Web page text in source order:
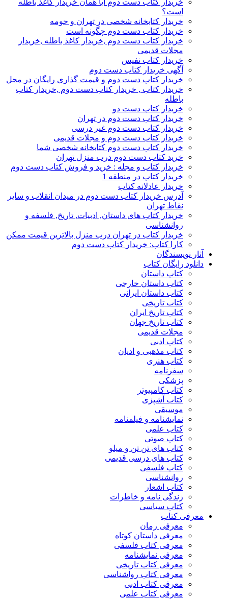
خریدار کتاب دست دوم آیا همان خریدار کاغذ باطله
است؟
خریدار کتابخانه شخصی در تهران و حومه
خریدار کتاب دست دوم چگونه است
خریدار کتاب دست دوم ,خریدار کاغذ باطله ,خریدار
مجلات قدیمی
خریدار کتاب نفیس
آگهی خریدار کتاب دست دوم
خریدار کتاب دست دوم و قیمت گذاری رایگان در محل
خریدار کتاب , خریدار کتاب دست دوم ,خریدار کتاب
باطله
خریدار کتاب دست دو
خریدار کتاب دست دوم در تهران
خریدار کتاب دست دوم غیر درسی
خریدار کتاب دست دوم و مجلات قدیمی
خریدار کتاب دست دوم کتابخانه شخصی شما
خرید کتاب دست دوم درب منزل تهران
خریدار کتاب و مجله : خرید و فروش کتاب دست دوم
خریدار کتاب در منطقه 1
خریدار عادلانه کتاب
آدرس خریدار کتاب دست دوم در میدان انقلاب و سایر
نقاط تهران
خریدار کتاب های داستان, ادبیات, تاریخ, فلسفه و
روانشناسی
خریدار کتاب در تهران درب منزل بالاترین قیمت ممکن
کارا کتاب: خریدار کتاب دست دوم
آثار نویسندگان
دانلود رایگان کتاب
کتاب داستان
کتاب داستان خارجی
کتاب داستان ایرانی
کتاب تاریخی
کتاب تاریخ ایران
کتاب تاریخ جهان
مجلات قدیمی
کتاب ادبی
کتاب مذهبی و ادیان
کتاب هنری
سفرنامه
پزشکی
کتاب کامپیوتر
کتاب آشپزی
موسیقی
نمایشنامه و فیلمنامه
کتاب علمی
کتاب صوتی
کتاب های تن تن و میلو
کتاب های درسی قدیمی
کتاب فلسفی
روانشناسی
کتاب اشعار
زندگی نامه و خاطرات
کتاب سیاسی
معرفی کتاب
معرفی رمان
معرفی داستان کوتاه
معرفی کتاب فلسفی
معرفی نمایشنامه
معرفی کتاب تاریخی
معرفی کتاب رواشناسی
معرفی کتاب ادبی
معرفی کتاب علمی